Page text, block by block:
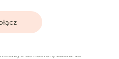
nie tylko specjalista
atmosferę zaufania